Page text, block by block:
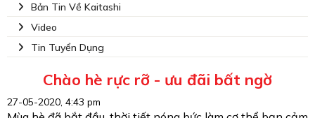
Bản Tin Về Kaitashi
Video
Tin Tuyển Dụng
Chào hè rực rỡ - ưu đãi bất ngờ
27-05-2020, 4:43 pm